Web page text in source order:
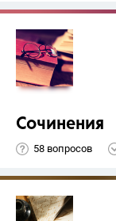
Сочинения
58 вопросов